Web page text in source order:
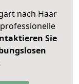
nach Haar
Sie